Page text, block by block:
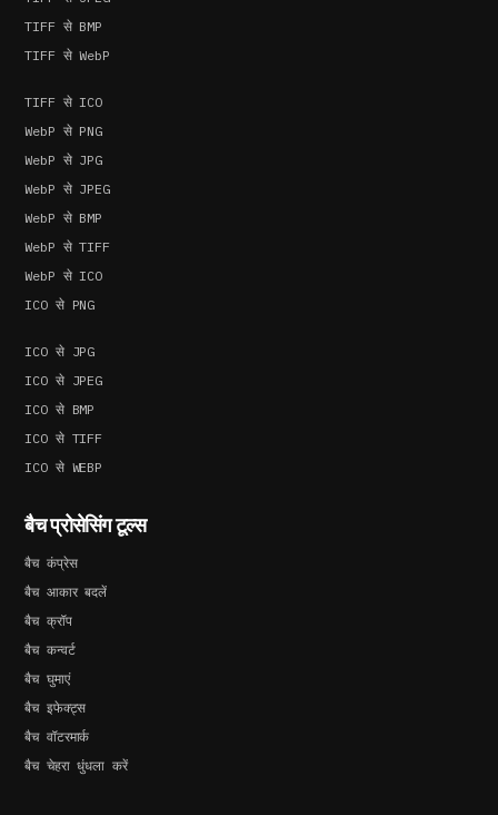
TIFF से BMP
TIFF से WebP
TIFF से ICO
WebP से PNG
WebP से JPG
WebP से JPEG
WebP से BMP
WebP से TIFF
WebP से ICO
ICO से PNG
ICO से JPG
ICO से JPEG
ICO से BMP
ICO से TIFF
ICO से WEBP
बैच प्रोसेसिंग टूल्स
बैच कंप्रेस
बैच आकार बदलें
बैच क्रॉप
बैच कन्वर्ट
बैच घुमाएं
बैच इफेक्ट्स
बैच वॉटरमार्क
बैच चेहरा धुंधला करें